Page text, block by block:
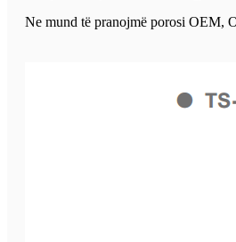
Ne mund të pranojmë porosi OEM,